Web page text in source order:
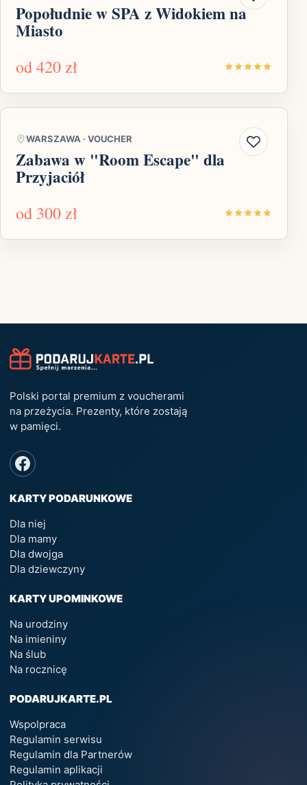
Popołudnie w SPA z Widokiem na
Miasto
od420 zł
WARSZAWA · VOUCHER
Zabawa w "Room Escape" dla
Przyjaciół
od 300 zł
Polski portal premium z voucherami
na przeżycia. Prezenty, które zostają
w pamięci.
KARTY PODARUNKOWE
Dla niej
Dla mamy
Dla dwojga
Dla dziewczyny
KARTY UPOMINKOWE
Na urodziny
Na imieniny
Na ślub
Na rocznicę
PODARUJKARTE.PL
Wspolpraca
Regulamin serwisu
Regulamin dla Partnerów
Regulamin aplikacji